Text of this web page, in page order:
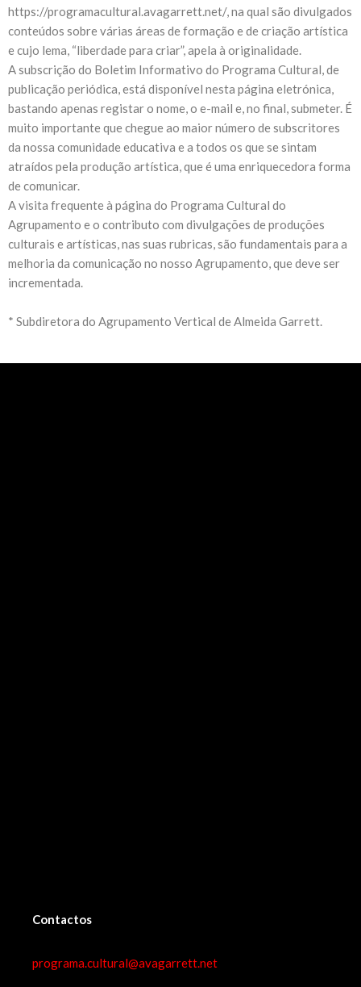
https://programacultural.avagarrett.net/, na qual são divulgados
conteúdos sobre várias áreas de formação e de criação artística
e cujo lema, “liberdade para criar”, apela à originalidade.
A subscrição do Boletim Informativo do Programa Cultural, de
publicação periódica, está disponível nesta página eletrónica,
bastando apenas registar o nome, o e-mail e, no final, submeter. É
muito importante que chegue ao maior número de subscritores
da nossa comunidade educativa e a todos os que se sintam
atraídos pela produção artística, que é uma enriquecedora forma
de comunicar.
A visita frequente à página do Programa Cultural do
Agrupamento e o contributo com divulgações de produções
culturais e artísticas, nas suas rubricas, são fundamentais para a
melhoria da comunicação no nosso Agrupamento, que deve ser
incrementada.
* Subdiretora do Agrupamento Vertical de Almeida Garrett.
Contactos
programa.cultural@avagarrett.net